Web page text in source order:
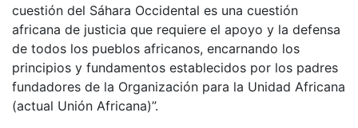
cuestión del Sáhara Occidental es una cuestión
africana de justicia que requiere el apoyo y la defensa
de todos los pueblos africanos, encarnando los
principios y fundamentos establecidos por los padres
fundadores de la Organización para la Unidad Africana
(actual Unión Africana)”.